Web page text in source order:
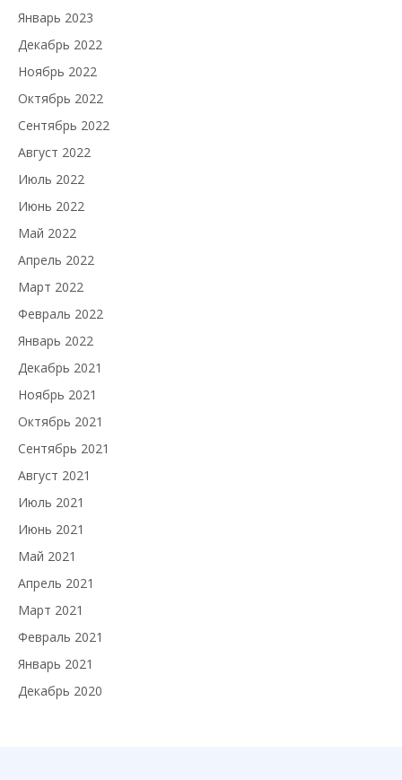
Январь 2023
Декабрь 2022
Ноябрь 2022
Октябрь 2022
Сентябрь 2022
Август 2022
Июль 2022
Июнь 2022
Май 2022
Апрель 2022
Март 2022
Февраль 2022
Январь 2022
Декабрь 2021
Ноябрь 2021
Октябрь 2021
Сентябрь 2021
Август 2021
Июль 2021
Июнь 2021
Май 2021
Апрель 2021
Март 2021
Февраль 2021
Январь 2021
Декабрь 2020